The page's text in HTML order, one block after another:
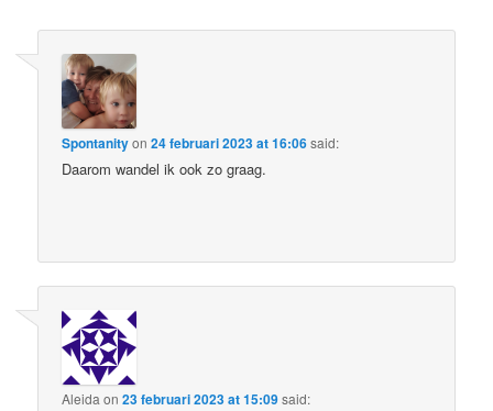
Spontanityon24 februari 2023 at 16:06said:
Daarom wandel ik ook zo graag.
Aleida on23 februari 2023 at 15:09said: